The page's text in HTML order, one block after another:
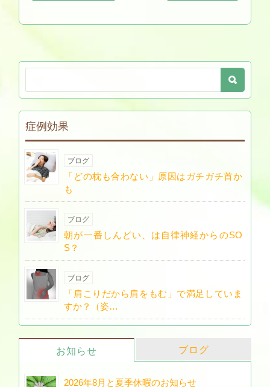
症例効果
ブログ
「どの枕も合わない」原因はガチガチ首か
も
ブログ
朝が一番しんどい、は自律神経からのSO
S？
ブログ
「肩こりだから肩をもむ」で満足していま
すか？（姿…
お知らせ ブログ
2026年8月と夏季休暇のお知らせ